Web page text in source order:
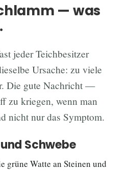
— was
jeder Teichbesitzer
Ursache: zu viele
Die gute Nachricht —
zu kriegen, wenn man
nicht nur das Symptom.
Schwebe
grüne Watte an Steinen und